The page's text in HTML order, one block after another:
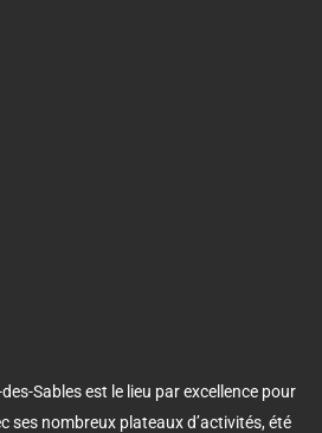
Sables est le lieu par excellence pour
ses nombreux plateaux d’activités, été